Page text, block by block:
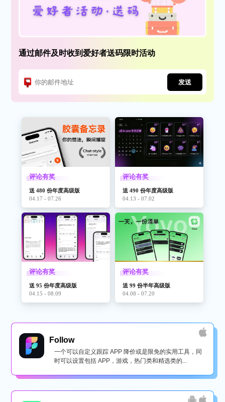
通过邮件及时收到爱好者送码限时活动
发送
评论有奖
送 480 份年度高级版
04.17 - 07.26
评论有奖
送 490 份年度高级版
04.13 - 07.02
评论有奖
送 95 份年度高级版
04.15 - 08.09
评论有奖
送 99 份半年高级版
04.08 - 07.20
Follow
一个可以自定义跟踪 APP 降价或是限免的实用工具，同
时可以设置包括 APP，游戏，热门类和精选类的...